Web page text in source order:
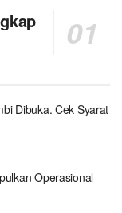
Dibuka. Cek Syarat
Operasional